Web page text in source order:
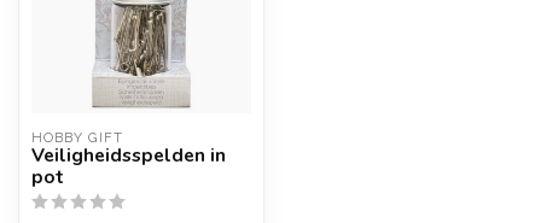
HOBBY GIFT
Veiligheidsspelden in
pot